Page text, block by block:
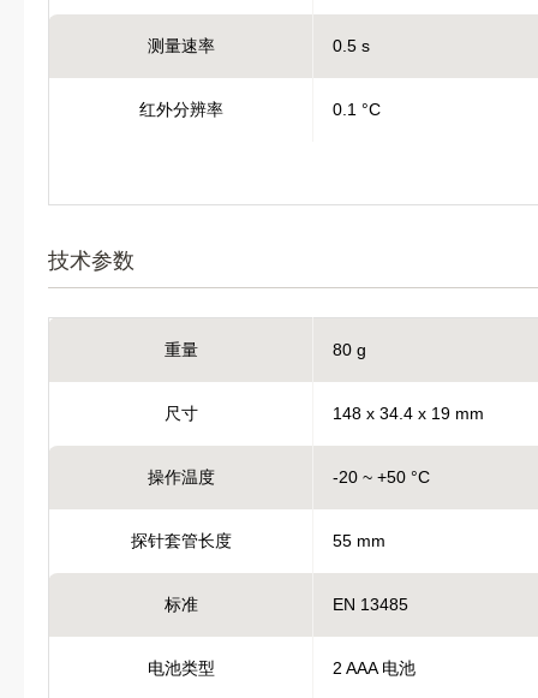
测量速率 0.5 s
红外分辨率 0.1 °C
技术参数
重量 80 g
尺寸 148 x 34.4 x 19 mm
操作温度 -20 ~ +50 °C
探针套管长度 55 mm
标准 EN 13485
电池类型 2 AAA 电池